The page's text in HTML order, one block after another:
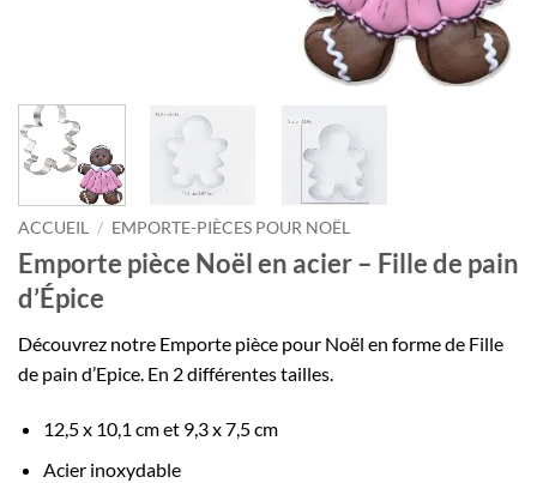
ACCUEIL / EMPORTE-PIÈCES POUR NOËL
Emporte pièce Noël en acier – Fille de pain
d’Épice
Découvrez notre Emporte pièce pour Noël en forme de Fille
de pain d’Epice. En 2 différentes tailles.
12,5 x 10,1 cm et 9,3 x 7,5 cm
Acier inoxydable